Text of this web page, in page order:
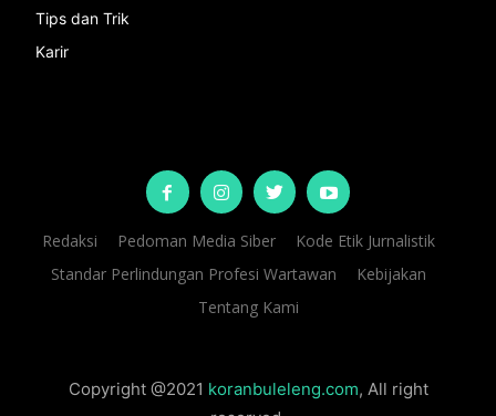
Tips dan Trik
Karir
Redaksi Pedoman Media Siber
Kode Etik Jurnalistik
Standar Perlindungan Profesi Wartawan
Kebijakan
Tentang Kami
Copyright @2021 koranbuleleng.com, All right